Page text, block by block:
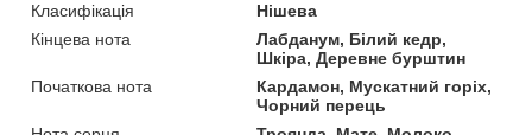
Класифікація
Нішева
Кінцева нота
Лабданум, Білий кедр,
Шкіра, Деревне бурштин
Початкова нота
Кардамон, Мускатний горіх,
Чорний перець